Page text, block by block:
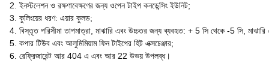
2. ইনস্টলেশন ও রক্ষণাবেক্ষণের জন্য ওপেন টাইপ কনডেন্সিং ইউনিট;
3. কুলিংয়ের ধরণ: এয়ার কুলড;
4. বিস্তৃত পরিসীমা তাপমাত্রা, মাঝারি এবং উচ্চতর জন্য ব্যবহৃত: + 5 সি থেকে -5 সি,
5. কপার টিউব এবং আলুমিমিয়াম ফিন টাইপের হিট এক্সচেঞ্জার;
6. রেফ্রিজারেন্ট আর 404 এ এবং আর 22 উভয় উপলব্ধ।